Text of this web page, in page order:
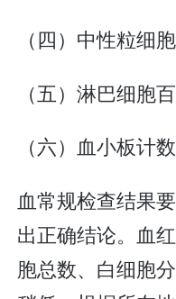
（四）中性粒细
（五）淋巴细胞
（六）血小板计
血常规检查结果
出正确结论。血
胞总数、白细胞